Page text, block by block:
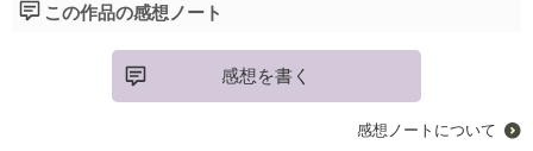
この作品の感想ノート
感想を書く
感想ノートについて